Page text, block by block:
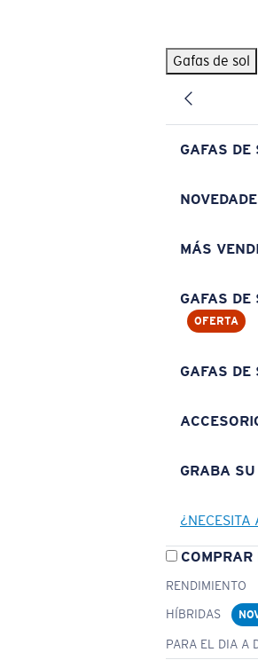
Gafas de sol
GAFAS DE
MÁS
GAFAS DE
OFERTA
GAFAS DE
GRABA
¿NECESITA
COMPRAR
RENDIMIENTO
HÍBRIDAS
PARA EL DIA A
BÚSQUEDAS POPULARES
Pilothouse PRO Limited Edition Pack
Gafas de sol personalizadas
Los más vendidos de gafas de sol